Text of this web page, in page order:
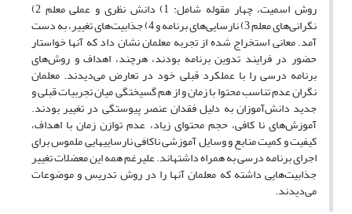
روش اسمیت، چهار مقوله شامل: 1) دانش نظری و عملی معلم 2)
نگرانی‌های معلم 3) نارسایی‌های برنامه و 4) جذابیت‌های تغییر، به دست
آمد. معانی استخراج شده از تجربه معلمان نشان داد که آنها خواستار
حضور در فرایند تدوین برنامه بودند، هرچند، اهداف و روش‌های
برنامه درسی را با عملکرد قبلی خود در تعارض می‌دیدند. معلمان
نگران عدم تناسب محتوا با زمان و از هم گسیختگی میان تجربیات قبلی و
جدید دانش‌آموزان به دلیل فقدان عنصر پیوستگی در تغییر بودند.
آموزش‌های نا کافی، حجم محتوای زیاد، عدم توازن زمان با اهداف،
کیفیت و کمیت منابع و وسایل آموزشی ناکافی نارسایی­هایی ملموس برای
اجرای برنامه درسی به همراه داشته­اند. علیرغم همه این معضلات تغییر
جذابیت‌هایی داشته که معلمان آنها را در روش تدریس و موضوعات
می‌دیدند.